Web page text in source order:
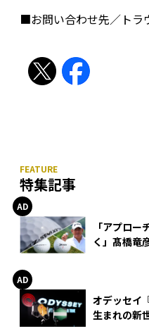
■お問い合わせ先／トラ
特集記事
「アプロ
く」髙橋竜
オデッセイ
生まれの新